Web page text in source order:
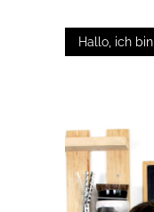
Hallo, ich bin